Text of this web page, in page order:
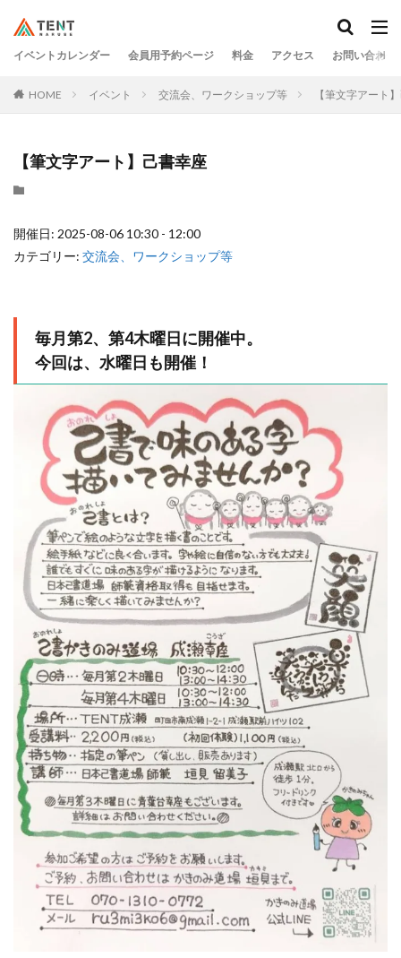
イベントカレンダー 会員用予約ページ 料金 アクセス お問い合わせ
HOME イベント 交流会、ワークショップ等 【筆文字アート
【筆文字アート】己書幸座
開催日: 2025-08-06 10:30 - 12:00
カテゴリー: 交流会、ワークショップ等
毎月第2、第4木曜日に開催中。
今回は、水曜日も開催！